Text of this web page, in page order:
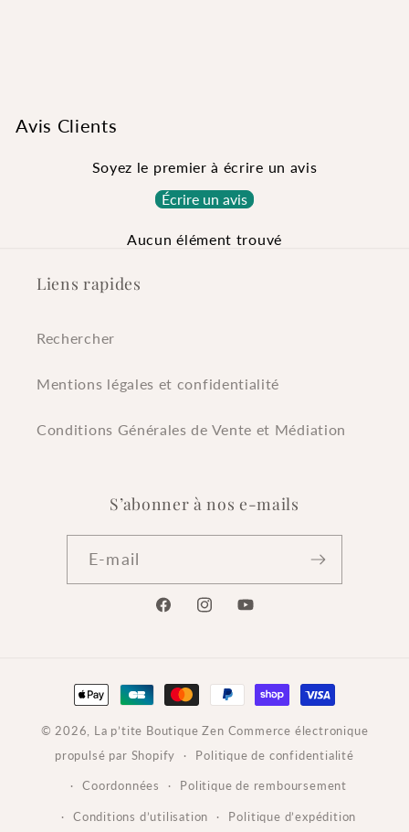
Avis Clients
Soyez le premier à écrire un avis
Écrire un avis
Aucun élément trouvé
Liens rapides
Rechercher
Mentions légales et confidentialité
Conditions Générales de Vente et Médiation
S’abonner à nos e-mails
E-mail
FacebookInstagramYouTube
Moyens
paiement
© 2026, La p’tite Boutique Zen Commerce électronique
propulsé par Shopify
Politique de confidentialité
Coordonnées Politique de remboursement
Conditions d’utilisation Politique d’expédition